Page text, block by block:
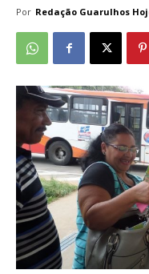
Por Redação Guarulhos